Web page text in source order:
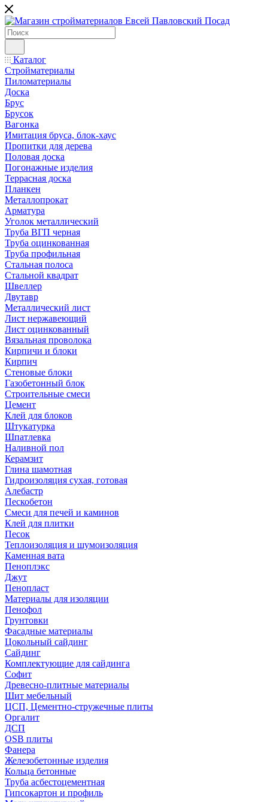
Каталог
Стройматериалы
Пиломатериалы
Доска
Брус
Брусок
Вагонка
Имитация бруса, блок-хаус
Пропитки для дерева
Половая доска
Погонажные изделия
Террасная доска
Планкен
Металлопрокат
Арматура
Уголок металлический
Труба ВГП черная
Труба оцинкованная
Труба профильная
Стальная полоса
Стальной квадрат
Швеллер
Двутавр
Металлический лист
Лист нержавеющий
Лист оцинкованный
Вязальная проволока
Кирпичи и блоки
Кирпич
Стеновые блоки
Газобетонный блок
Строительные смеси
Цемент
Клей для блоков
Штукатурка
Шпатлевка
Наливной пол
Керамзит
Глина шамотная
Гидроизоляция сухая, готовая
Алебастр
Пескобетон
Смеси для печей и каминов
Клей для плитки
Песок
Теплоизоляция и шумоизоляция
Каменная вата
Пеноплэкс
Джут
Пенопласт
Материалы для изоляции
Пенофол
Грунтовки
Фасадные материалы
Цокольный сайдинг
Сайдинг
Комплектующие для сайдинга
Софит
Древесно-плитные материалы
Щит мебельный
ЦСП, Цементно-стружечные плиты
Оргалит
ДСП
OSB плиты
Фанера
Железобетонные изделия
Кольца бетонные
Труба асбестоцементная
Гипсокартон и профиль